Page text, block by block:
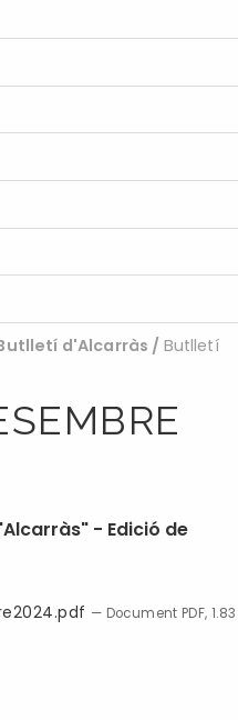
d'Alcarràs / Butlletí
- Edició de
— Document PDF, 1.83